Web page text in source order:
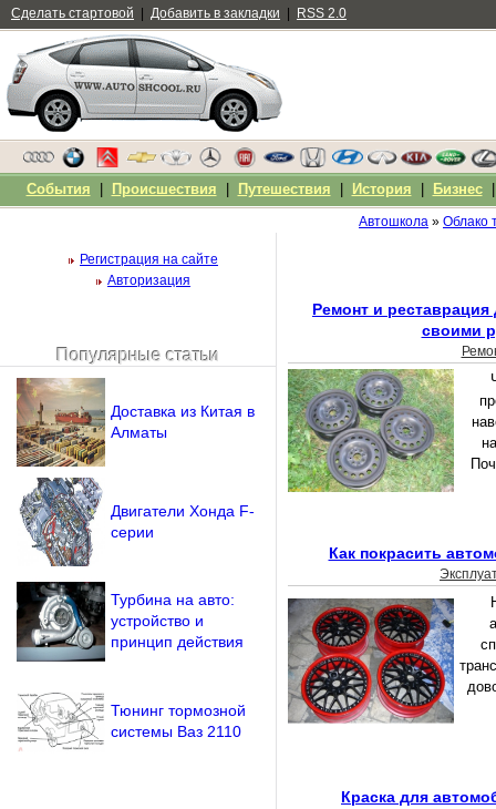
Автошкола » Облако
Ремонт и
своими
Как покрасить
Краска для
Регистрация на сайте
Авторизация
Напомнить пароль?
Популярные статьи
Доставка из Китая в
Алматы
Двигатели Хонда F-
серии
Турбина на авто:
устройство и
принцип действия
Тюнинг тормозной
системы Ваз 2110
Сделать стартовой Добавить в закладки RSS 2.0
События Происшествия Путешествия История Бизнес